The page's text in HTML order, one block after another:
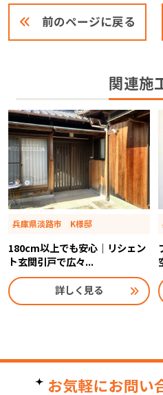
前のページに戻る
関連施
兵庫県淡路市 K様邸
180cm以上でも安心｜リシェン
ト玄関引戸で広々...
詳しく見る